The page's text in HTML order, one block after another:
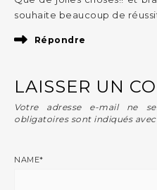
souhaite beaucoup de
Répondre
LAISSER UN
Votre adresse e-mail ne
obligatoires sont indiqués avec
NAME*